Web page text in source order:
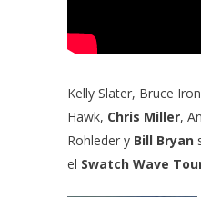
Kelly Slater, Bruce
Hawk, Chris Miller,
Rohleder y Bill Bryan
el Swatch Wave